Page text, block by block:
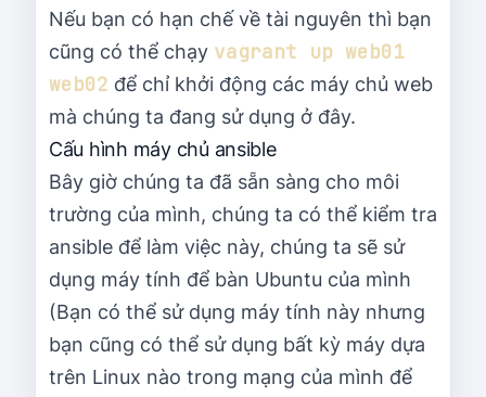
Nếu bạn có hạn chế về tài nguyên thì bạn
cũng có thể chạy vagrant up web01
web02 để chỉ khởi động các máy chủ web
mà chúng ta đang sử dụng ở đây.
Cấu hình máy chủ ansible
Bây giờ chúng ta đã sẵn sàng cho môi
trường của mình, chúng ta có thể kiểm tra
ansible để làm việc này, chúng ta sẽ sử
dụng máy tính để bàn Ubuntu của mình
(Bạn có thể sử dụng máy tính này nhưng
bạn cũng có thể sử dụng bất kỳ máy dựa
trên Linux nào trong mạng của mình để